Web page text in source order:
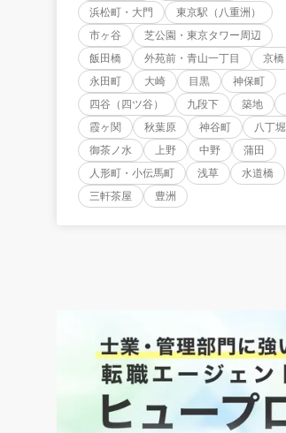
浜松町・大門
東京駅（八重洲）
市ヶ谷
芝公園・東京タワー周辺
飯田橋
外苑前・青山一丁目
京橋
永田町
大崎 目黒
神保町
四谷（四ツ谷）
九段下 築地
霞ヶ関
秋葉原 神谷町
八丁堀
御茶ノ水
上野 中野
蒲田
人形町・小伝馬町
浅草
水道橋
三軒茶屋
豊洲